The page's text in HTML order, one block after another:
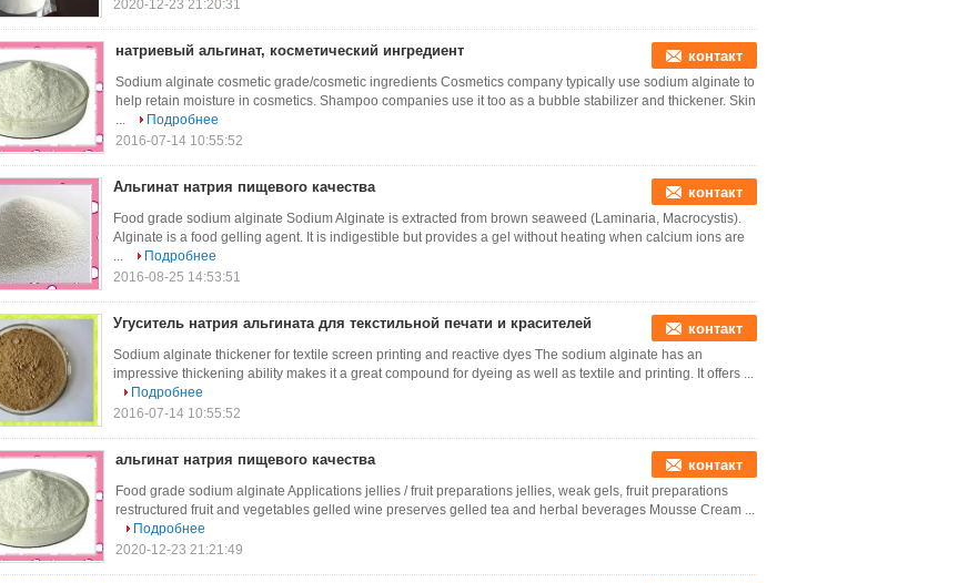
2020-12-23 21:20:31
натриевый альгинат, косметический ингредиент контакт
Sodium alginate cosmetic grade/cosmetic ingredients Cosmetics company typically use sodium alginate to
help retain moisture in cosmetics. Shampoo companies use it too as a bubble stabilizer and thickener. Skin
...
Подробнее
2016-07-14 10:55:52
Альгинат натрия пищевого качества контакт
Food grade sodium alginate Sodium Alginate is extracted from brown seaweed (Laminaria, Macrocystis).
Alginate is a food gelling agent. It is indigestible but provides a gel without heating when calcium ions are
...
Подробнее
2016-08-25 14:53:51
Угуситель натрия альгината для текстильной печати и красителей контакт
Sodium alginate thickener for textile screen printing and reactive dyes The sodium alginate has an
impressive thickening ability makes it a great compound for dyeing as well as textile and printing. It offers ...
Подробнее
2016-07-14 10:55:52
альгинат натрия пищевого качества контакт
Food grade sodium alginate Applications jellies / fruit preparations jellies, weak gels, fruit preparations
restructured fruit and vegetables gelled wine preserves gelled tea and herbal beverages Mousse Cream ...
Подробнее
2020-12-23 21:21:49